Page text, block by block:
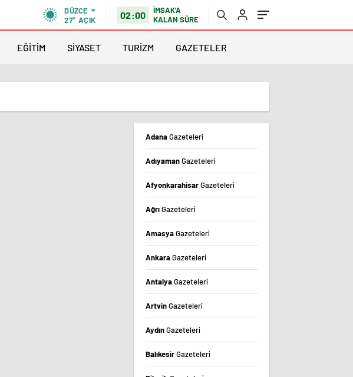
DÜZCE
27° AÇIK 02:00
İMSAK'A
KALAN SÜRE
EĞİTİM SİYASET TURİZM GAZETELER
AdanaGazeteleri
AdıyamanGazeteleri
AfyonkarahisarGazeteleri
AğrıGazeteleri
AmasyaGazeteleri
AnkaraGazeteleri
AntalyaGazeteleri
ArtvinGazeteleri
AydınGazeteleri
BalıkesirGazeteleri